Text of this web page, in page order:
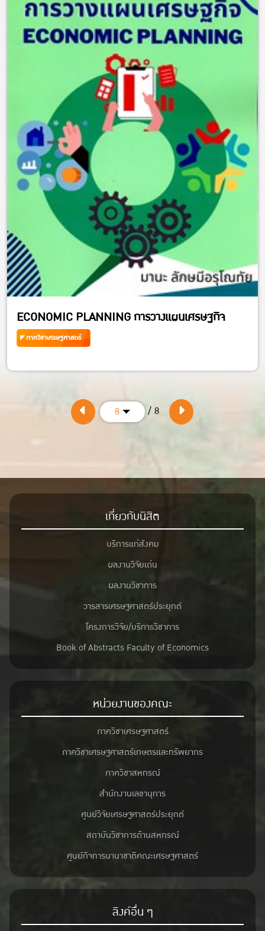
ECONOMIC PLANNING การวางแผนเศรษฐกิจ
ภาควิชาเศรษฐศาสตร์
8 / 8
เกี่ยวกับนิสิต
บริการแก่สังคม
ผลงานวิจัยเด่น
ผลงานวิชาการ
วารสารเศรษฐศาสตร์ประยุกต์
โครงการวิจัย/บริการวิชาการ
Book of Abstracts Faculty of Economics
หน่วยงานของคณะ
ภาควิชาเศรษฐศาสตร์
ภาควิชาเศรษฐศาสตร์เกษตรและทรัพยากร
ภาควิชาสหกรณ์
สำนักงานเลขานุการ
ศูนย์วิจัยเศรษฐศาสตร์ประยุกต์
สถาบันวิชาการด้านสหกรณ์
ศูนย์กิจการนานาชาติคณะเศรษฐศาสตร์
ลิงค์อื่น ๆ